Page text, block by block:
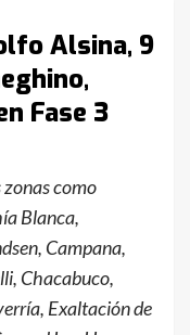
Alsina, 9
Fase 3
zonas como
Blanca,
Campana,
Chacabuco,
Exaltación de